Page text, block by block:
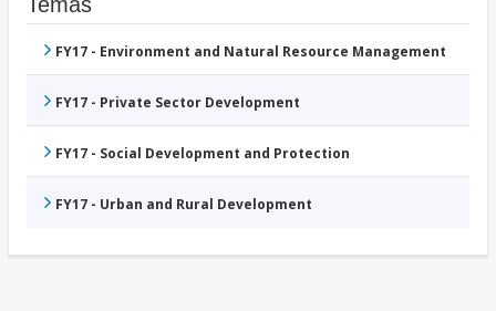
FY17 - Environment and Natural Resource Management
FY17 - Private Sector Development
FY17 - Social Development and Protection
FY17 - Urban and Rural Development